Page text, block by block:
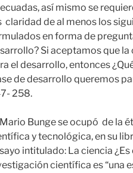
así mismo se
claridad de al menos los
en forma de
Si aceptamos que
el desarrollo, entonces
de desarrollo queremos
258.
Bunge se ocupó de la
y tecnológica, en su
intitulado: La ciencia
científica es “una